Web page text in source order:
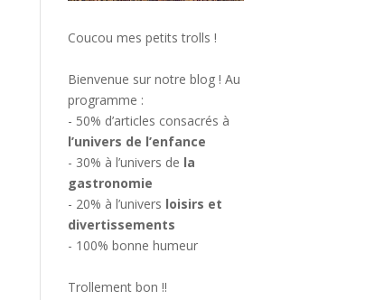
Coucou mes petits trolls !
Bienvenue sur notre blog ! Au
programme :
- 50% d’articles consacrés à
l’univers de l’enfance
- 30% à l’univers de la
gastronomie
- 20% à l’univers loisirs et
divertissements
- 100% bonne humeur
Trollement bon !!